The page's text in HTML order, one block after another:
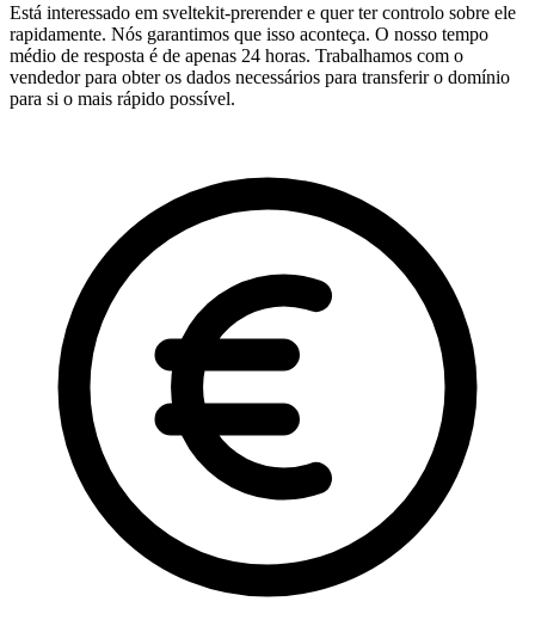
Está interessado em sveltekit-prerender e quer ter controlo sobre ele
rapidamente. Nós garantimos que isso aconteça. O nosso tempo
médio de resposta é de apenas 24 horas. Trabalhamos com o
vendedor para obter os dados necessários para transferir o domínio
para si o mais rápido possível.